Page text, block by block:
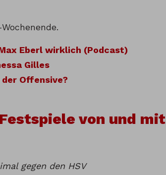
Eberl wirklich (Podcast)
Gilles
Offensive?
von und mit
gegen den HSV